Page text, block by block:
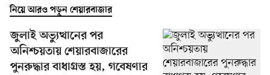
নিয়ে আরও পড়ুন শেয়ারবাজার
জুলাই অভ্যুত্থানের পর
অনিশ্চয়তায় শেয়ারবাজারের
পুনরুদ্ধার বাধাগ্রস্ত হয়, গবেষণার